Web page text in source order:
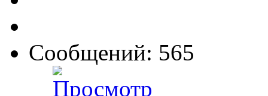
Сообщений: 565